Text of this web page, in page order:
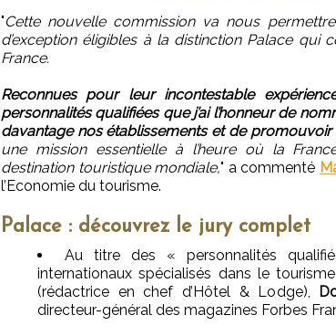
"Cette nouvelle commission va nous
d’exception éligibles à la distinction Palace qui
France.
Reconnues pour leur incontestable
personnalités qualifiées que j’ai l’honneur de
davantage nos établissements et de
une mission essentielle à l’heure où la
destination touristique mondiale," a commenté
l’Economie du tourisme.
Palace : découvrez le jury complet
Au titre des « personnalités
internationaux spécialisés dans le
(rédactrice en chef d’Hôtel & Lodge),
directeur-général des magazines Forbes